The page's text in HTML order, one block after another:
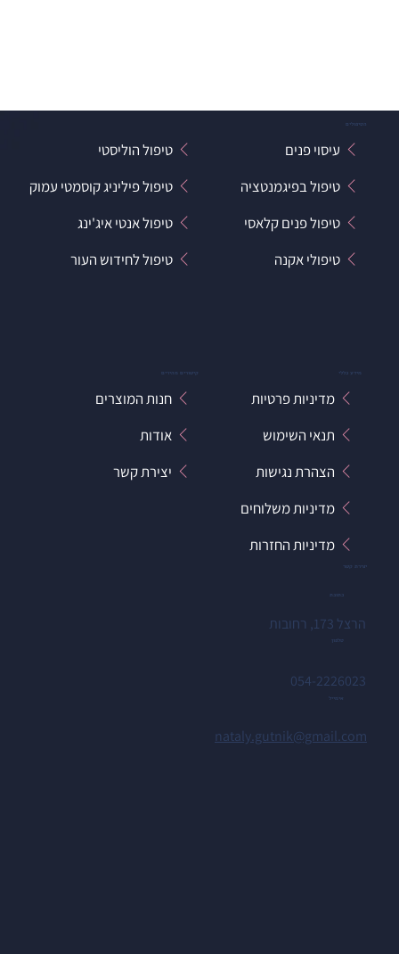
קישורים מהירים
חנות המוצרים
אודות
יצירת קשר
מידע כללי
מדיניות פרטיות
תנאי השימוש
הצהרת נגישות
מדיניות משלוחים
מדיניות החזרות
הטיפולים
עיסוי פנים
טיפול הוליסטי
טיפול בפיגמנטציה
טיפול פיליניג קוסמטי עמוק
טיפול פנים קלאסי
טיפול אנטי איג'ינג
טיפולי אקנה
טיפול לחידוש העור
יצירת קשר
כתובת
הרצל 173, רחובות
טלפון
054-2226023
אימייל
nataly.gutnik@gmail.com